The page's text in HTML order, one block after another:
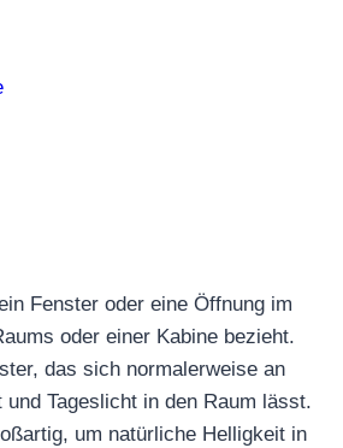
Fenster oder eine Öffnung im
oder einer Kabine bezieht.
das sich normalerweise an
Tageslicht in den Raum lässt.
um natürliche Helligkeit in